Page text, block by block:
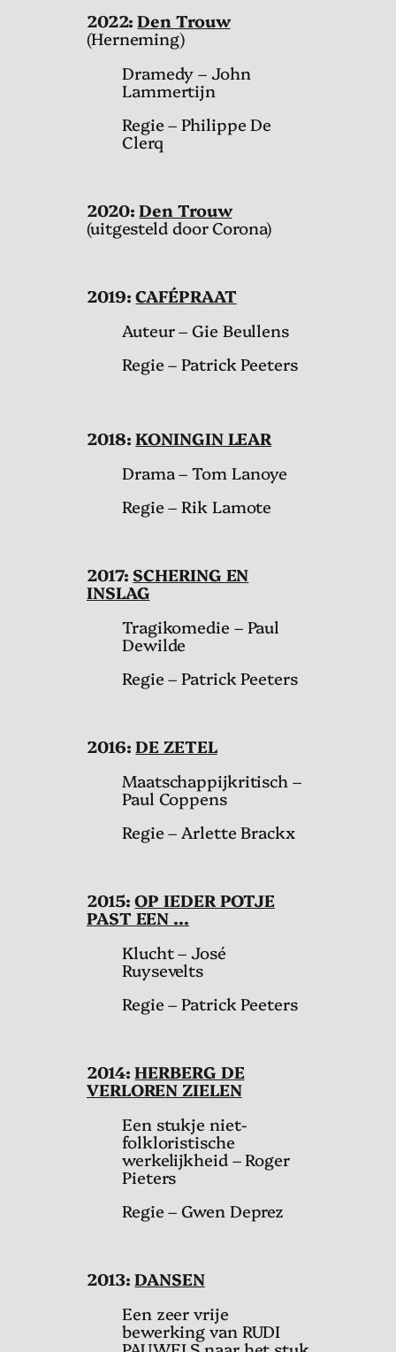
2022:Den Trouw
(Herneming)
Dramedy – John
Lammertijn
Regie – Philippe De
Clerq
2020:Den Trouw
(uitgesteld door Corona)
2019:CAFÉPRAAT
Auteur – Gie Beullens
Regie – Patrick Peeters
2018:KONINGIN LEAR
Drama – Tom Lanoye
Regie – Rik Lamote
2017:SCHERING EN
INSLAG
Tragikomedie – Paul
Dewilde
Regie – Patrick Peeters
2016:DE ZETEL
Maatschappijkritisch –
Paul Coppens
Regie – Arlette Brackx
2015:OP IEDER POTJE
PAST EEN …
Klucht – José
Ruysevelts
Regie – Patrick Peeters
2014:HERBERG DE
VERLOREN ZIELEN
Een stukje niet-
folkloristische
werkelijkheid – Roger
Pieters
Regie – Gwen Deprez
2013:DANSEN
Een zeer vrije
bewerking van RUDI